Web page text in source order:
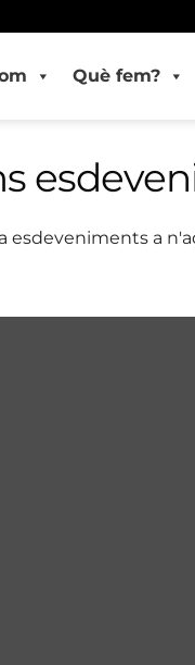
Què fem?
esdeveniments a